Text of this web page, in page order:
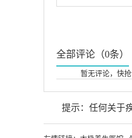
全部评论（0条）
暂无评论，快抢
提示：任何关于